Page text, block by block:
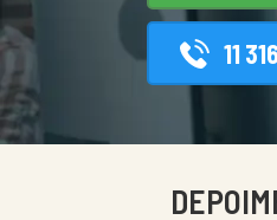
11